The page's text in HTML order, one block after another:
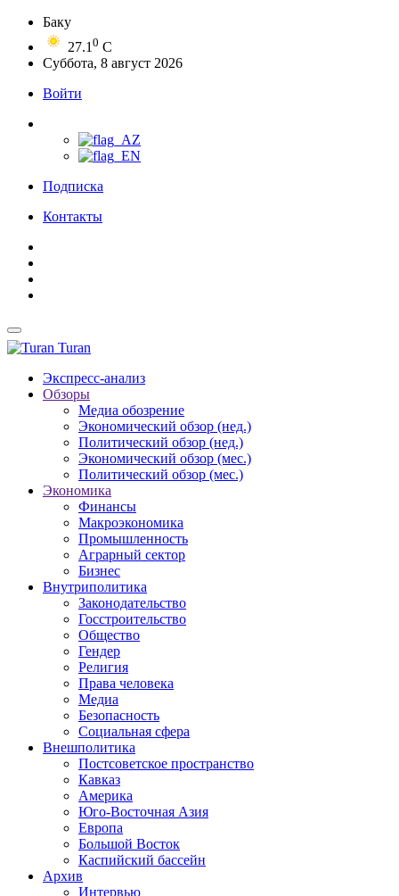
Баку
27.1 0 C
Суббота, 8 август 2026
Войти
Подписка
Контакты
Turan
Экспресс-анализ
Обзоры
Медиа обозрение
Экономический обзор (нед.)
Политический обзор (нед.)
Экономический обзор (мес.)
Политический обзор (мес.)
Экономика
Финансы
Макроэкономика
Промышленность
Аграрный сектор
Бизнес
Внутриполитика
Законодательство
Госстроительство
Общество
Гендер
Религия
Права человека
Медиа
Безопасность
Социальная сфера
Внешполитика
Постсоветское пространство
Кавказ
Америка
Юго-Восточная Азия
Европа
Большой Восток
Каспийский бассейн
Архив
Интервью